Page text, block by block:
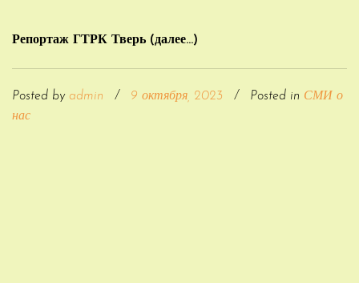
Репортаж ГТРК Тверь (далее…)
Posted by admin / 9 октября, 2023 / Posted in СМИ о
нас